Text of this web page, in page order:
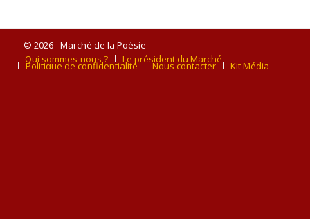
© 2026 - Marché de la Poésie
Qui sommes-nous ?
Le président du Marché
Politique de confidentialité Nous contacter Kit Média